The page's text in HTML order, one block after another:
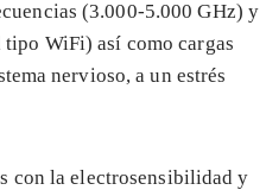
(3.000-5.000 GHz) y
WiFi) así como cargas
nervioso, a un estrés
con la electrosensibilidad y